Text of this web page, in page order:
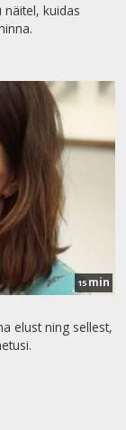
kuidas
15 min
elust ning sellest,